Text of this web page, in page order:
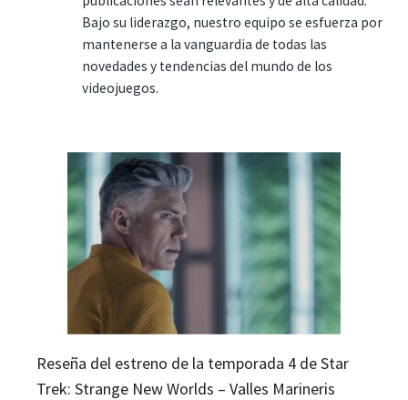
Bajo su liderazgo, nuestro equipo se esfuerza por
mantenerse a la vanguardia de todas las
novedades y tendencias del mundo de los
videojuegos.
Reseña del estreno de la temporada 4 de Star
Trek: Strange New Worlds – Valles Marineris